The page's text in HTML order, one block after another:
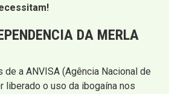
DA MERLA
de a ANVISA (Agência Nacional de
liberado o uso da ibogaína nos